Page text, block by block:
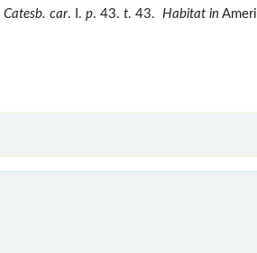
Catesb. car. I. p. 43. t. 43. Habitat in